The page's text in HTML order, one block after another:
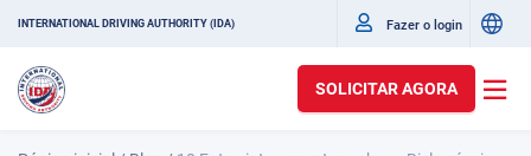
INTERNATIONAL DRIVING AUTHORITY (IDA) Fazer o login
SOLICITAR AGORA